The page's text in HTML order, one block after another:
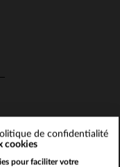
TAILLES
de confidentialité
cookies
pour faciliter votre